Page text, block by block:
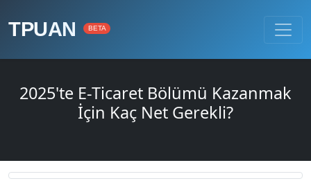
TPUAN BETA
2025'te E-Ticaret Bölümü Kazanmak
İçin Kaç Net Gerekli?